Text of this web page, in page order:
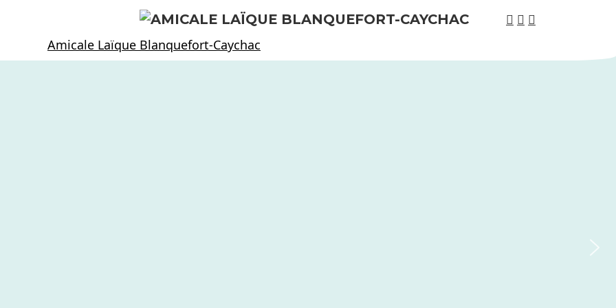
Amicale Laïque Blanquefort-Caychac